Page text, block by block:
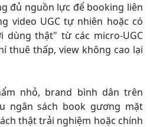
đủ nguồn lực để booking liên
video UGC tự nhiên hoặc có
dùng thật" từ các micro-UGC
thuê thấp, view không cao lại
nhỏ, brand bình dân trên
ngân sách book gương mặt
thật trải nghiệm hoặc chính